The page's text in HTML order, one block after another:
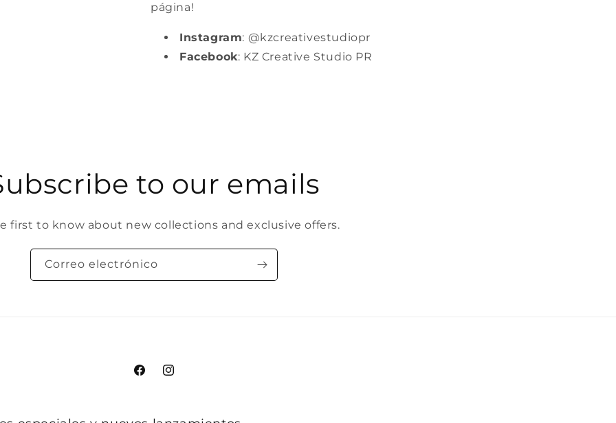
página!
Instagram: @kzcreativestudiopr
Facebook: KZ Creative Studio PR
to our emails
first to know about new collections and exclusive offers.
Correo electrónico
FacebookInstagram